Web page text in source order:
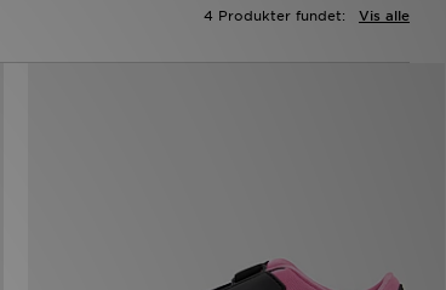
Vis alle
4 Produkter fundet: